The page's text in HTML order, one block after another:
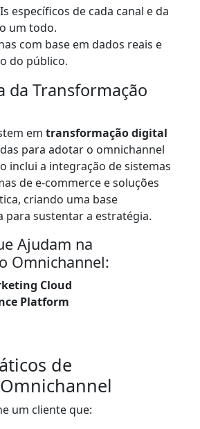
específicos de cada canal e da
um todo.
com base em dados reais e
do público.
da Transformação
em transformação digital
para adotar o omnichannel
inclui a integração de sistemas
de e-commerce e soluções
criando uma base
para sustentar a estratégia.
Ajudam na
Omnichannel:
Cloud
Platform
de
um cliente que: